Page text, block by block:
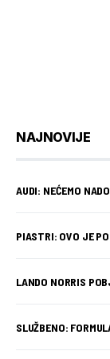
NAJNOVIJE
AUDI: NEĆEMO
PIASTRI: OVO JE
LANDO NORRIS
SLUŽBENO: